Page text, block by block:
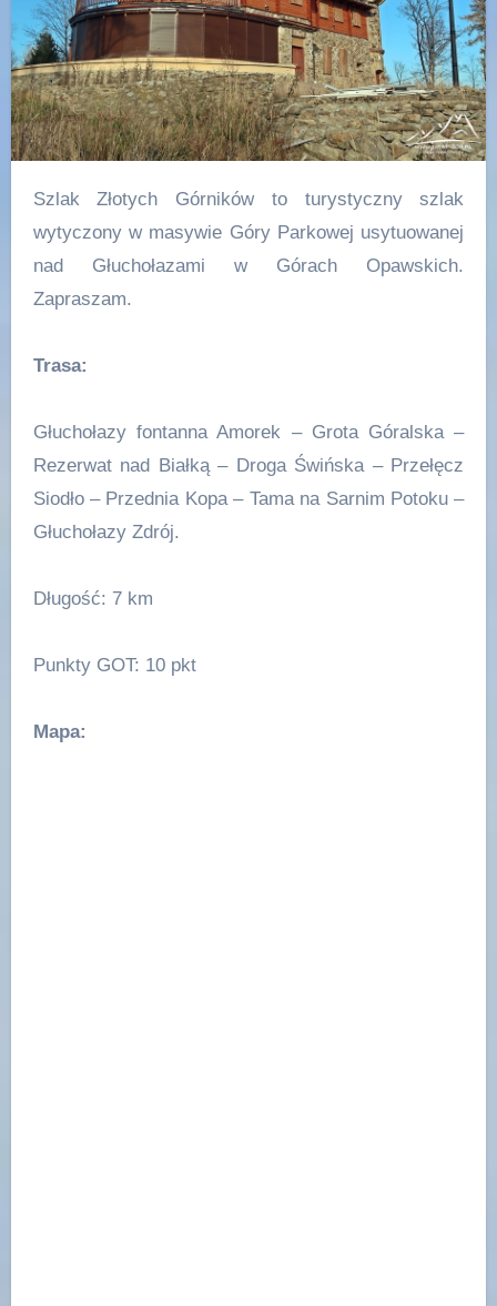
Szlak Złotych Górników to turystyczny szlak
wytyczony w masywie Góry Parkowej usytuowanej
nad Głuchołazami w Górach Opawskich.
Zapraszam.
Trasa:
Głuchołazy fontanna Amorek – Grota Góralska –
Rezerwat nad Białką – Droga Świńska – Przełęcz
Siodło – Przednia Kopa – Tama na Sarnim Potoku –
Głuchołazy Zdrój.
Długość: 7 km
Punkty GOT: 10 pkt
Mapa: